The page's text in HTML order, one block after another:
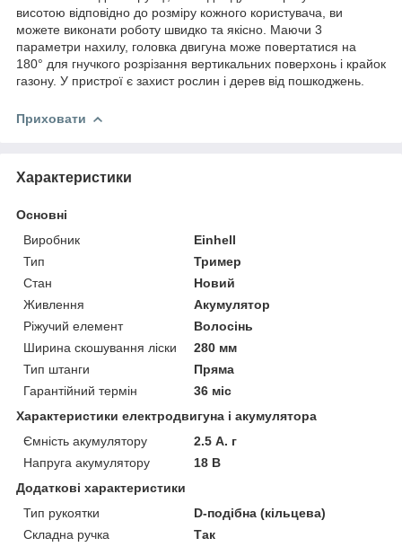
висотою відповідно до розміру кожного користувача, ви
можете виконати роботу швидко та якісно. Маючи 3
параметри нахилу, головка двигуна може повертатися на
180° для гнучкого розрізання вертикальних поверхонь і крайок
газону. У пристрої є захист рослин і дерев від пошкоджень.
Приховати
Характеристики
Основні
Виробник
Einhell
Тип
Тример
Стан
Новий
Живлення
Акумулятор
Ріжучий елемент
Волосінь
Ширина скошування ліски
280 мм
Тип штанги
Пряма
Гарантійний термін
36 міс
Характеристики електродвигуна і акумулятора
Ємність акумулятору
2.5 А. г
Напруга акумулятору
18 В
Додаткові характеристики
Тип рукоятки
D-подібна (кільцева)
Складна ручка
Так